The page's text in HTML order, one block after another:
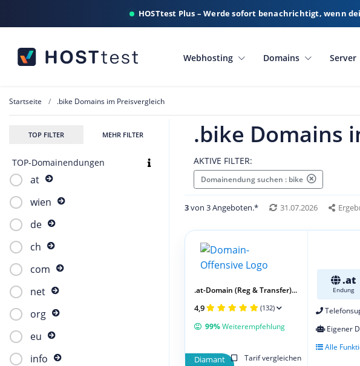
HOSTtest Plus – Werde sofort benachrichtigt, wenn
Webhosting Domains Server
Startseite .bike Domains im Preisvergleich
TOP FILTER MEHR FILTER
TOP-Domainendungen
at
wien
de
ch
com
net
org
eu
info
.bike Domains
AKTIVE FILTER:
Domainendung suchen : bike
3von 3 Angeboten.* 31.07.2026
.at
Endung
Eigener
Alle
Diamant
Tarif vergleichen
.at-Domain (Reg & Transfer)...
4,9 (132)
99%Weiterempfehlung